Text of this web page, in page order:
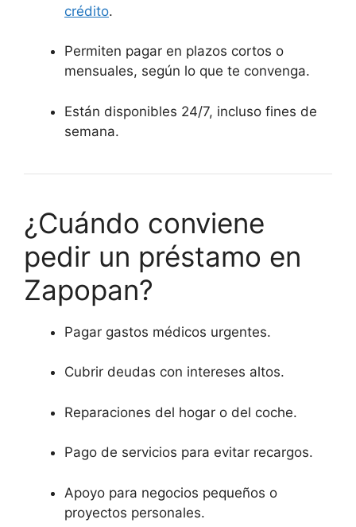
crédito.
Permiten pagar en plazos cortos o
mensuales, según lo que te convenga.
Están disponibles 24/7, incluso fines de
semana.
¿Cuándo conviene
pedir un préstamo en
Zapopan?
Pagar gastos médicos urgentes.
Cubrir deudas con intereses altos.
Reparaciones del hogar o del coche.
Pago de servicios para evitar recargos.
Apoyo para negocios pequeños o
proyectos personales.